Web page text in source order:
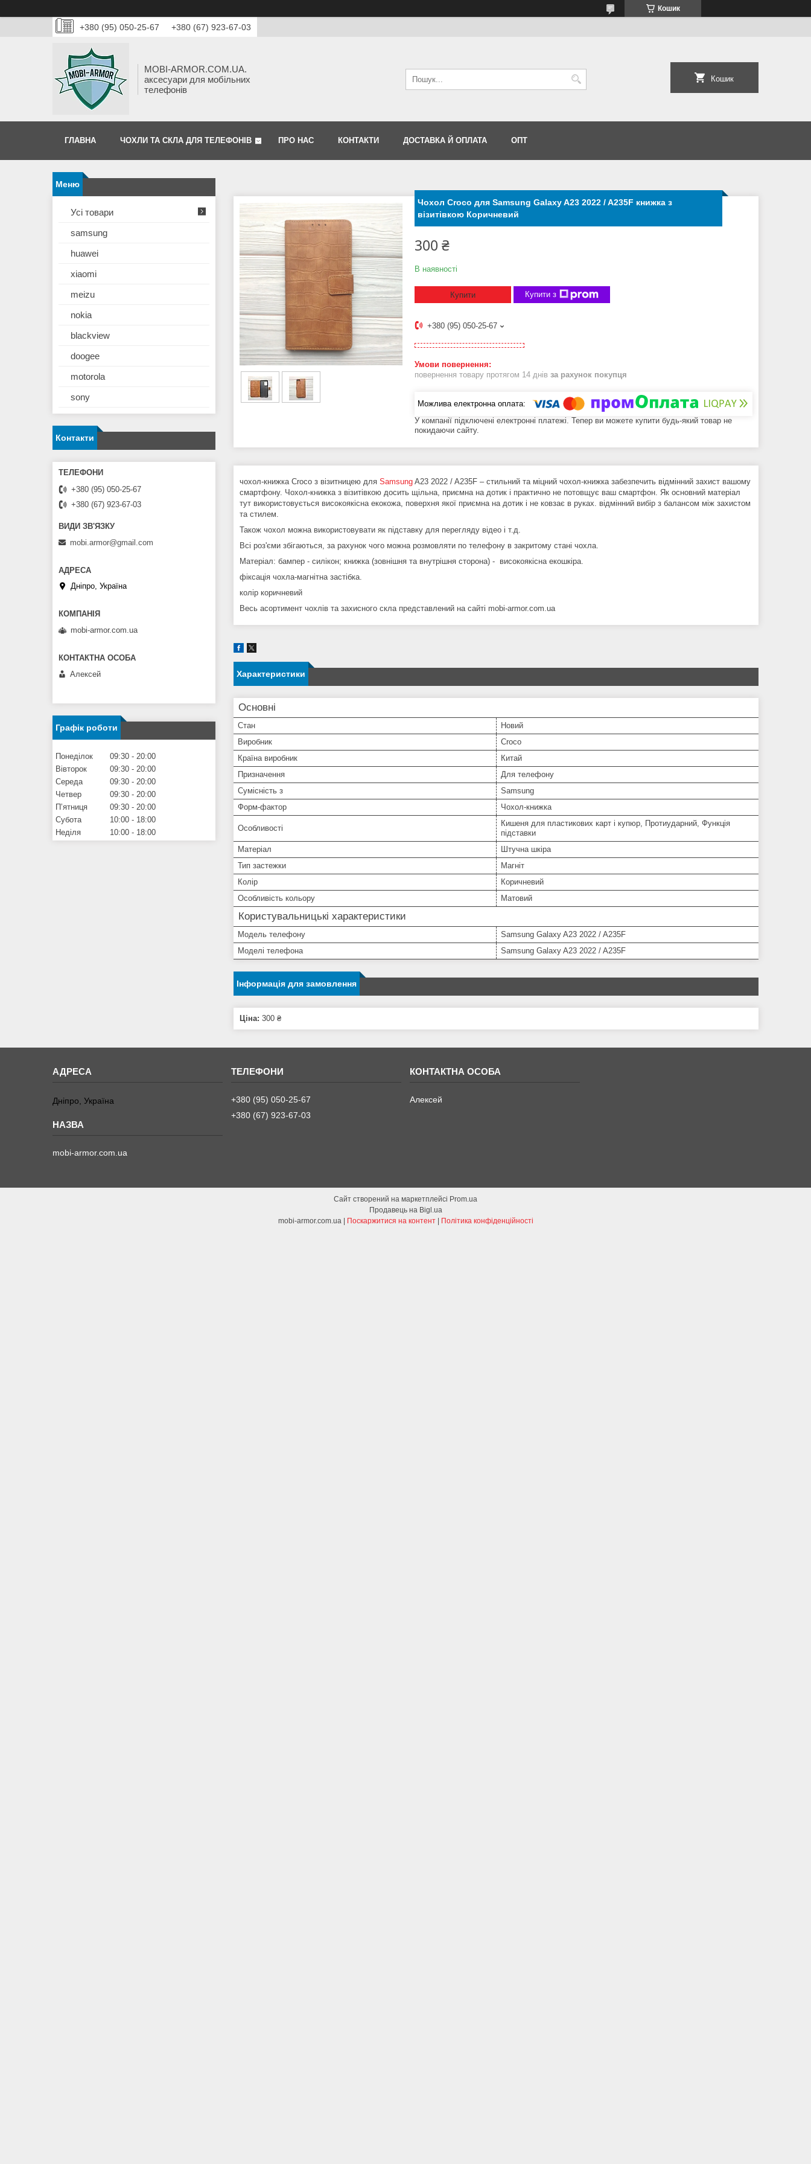
Кошик
+380 (95) 050-25-67 +380 (67) 923-67-03
MOBI-ARMOR.COM.UA.
аксесуари для мобільних
телефонів
Кошик
ГЛАВНА ЧОХЛИ ТА СКЛА ДЛЯ ТЕЛЕФОНІВ ПРО НАС КОНТАКТИ ДОСТАВКА Й ОПЛАТА ОПТ
Чохол Сroco для Samsung Galaxy A23 2022 / A235F книжка з
візитівкою Коричневий
300 ₴
В наявності
Купити Купити з
+380 (95) 050-25-67
повернення товару протягом 14 днів за рахунок покупця
У компанії підключені електронні платежі. Тепер ви можете купити будь-який товар не
покидаючи сайту.
чохол-книжка Croco з візитницею для Samsung A23 2022 / A235F – стильний та міцний чохол-книжка забезпечить відмінний захист вашому
смартфону. Чохол-книжка з візитівкою досить щільна, приємна на дотик і практично не потовщує ваш смартфон. Як основний матеріал
тут використовується високоякісна екокожа, поверхня якої приємна на дотик і не ковзає в руках. відмінний вибір з балансом між захистом
та стилем.
Також чохол можна використовувати як підставку для перегляду відео і т.д.
Всі роз'єми збігаються, за рахунок чого можна розмовляти по телефону в закритому стані чохла.
Матеріал: бампер - силікон; книжка (зовнішня та внутрішня сторона) - високоякісна екошкіра.
фіксація чохла-магнітна застібка.
колір коричневий
Весь асортимент чохлів та захисного скла представлений на сайті mobi-armor.com.ua
Характеристики
Основні
Стан
Новий
Виробник
Croco
Країна виробник
Китай
Призначення
Для телефону
Сумісність з
Samsung
Форм-фактор
Чохол-книжка
Особливості
Кишеня для пластикових карт і купюр, Протиударний, Функція
підставки
Матеріал
Штучна шкіра
Тип застежки
Магніт
Колір
Коричневий
Особливість кольору
Матовий
Користувальницькі характеристики
Модель телефону
Samsung Galaxy A23 2022 / A235F
Моделі телефона
Samsung Galaxy A23 2022 / A235F
Інформація для замовлення
Ціна: 300 ₴
Усі товари
samsung
huawei
xiaomi
meizu
nokia
blackview
doogee
motorola
sony
Контакти
+380 (95) 050-25-67
+380 (67) 923-67-03
mobi.armor@gmail.com
Дніпро, Україна
mobi-armor.com.ua
Алексей
Графік роботи
Понеділок 09:30
20:00
Вівторок
09:30
20:00
Середа
09:30
20:00
Четвер
09:30
20:00
Пʼятниця
09:30
20:00
Субота
10:00
18:00
Неділя
10:00 18:00
Дніпро, Україна
mobi-armor.com.ua
+380 (95) 050-25-67
+380 (67) 923-67-03
Алексей
Сайт створений на маркетплейсі Prom.ua
Продавець на Bigl.ua
mobi-armor.com.ua | Поскаржитися на контент | Політика конфіденційності